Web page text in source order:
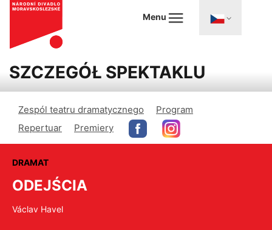
Menu
SZCZEGÓŁ SPEKTAKLU
Zespól teatru dramatycznego
Program
Repertuar
Premiery
DRAMAT
ODEJŚCIA
Václav Havel